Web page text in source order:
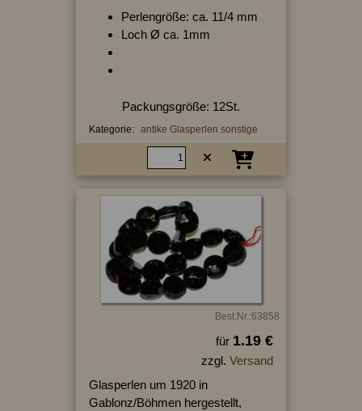
Perlengröße: ca. 11/4 mm
Loch Ø ca. 1mm
Packungsgröße: 12St.
Kategorie: antike Glasperlen sonstige
Best.Nr.:63858
für 1.19 €
zzgl. Versand
Glasperlen um 1920 in
Gablonz/Böhmen hergestellt,